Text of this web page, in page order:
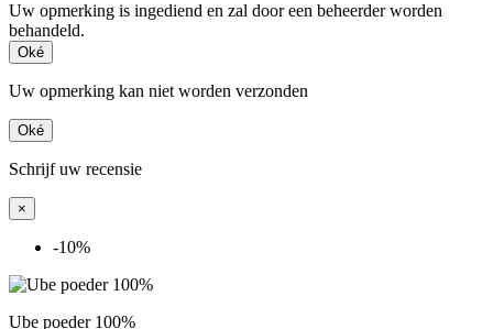
Uw opmerking is ingediend en zal door een beheerder worden
behandeld.
Oké
Uw opmerking kan niet worden verzonden
Oké
Schrijf uw recensie
×
-10%
Ube poeder 100%